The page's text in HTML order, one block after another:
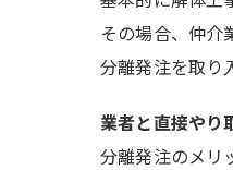
その場合、仲介
分離発注を取り
業者と直接やり
分離発注のメリ